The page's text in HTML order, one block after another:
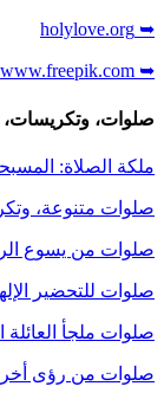
➥ holylove.org
➥ www.freepik.com
صلوات، وتكريسات،
ملكة الصلاة:
صلوات متنوعة،
صلوات من يسوع
صلوات للتحضير
صلوات ملجأ العائلة
صلوات من رؤى